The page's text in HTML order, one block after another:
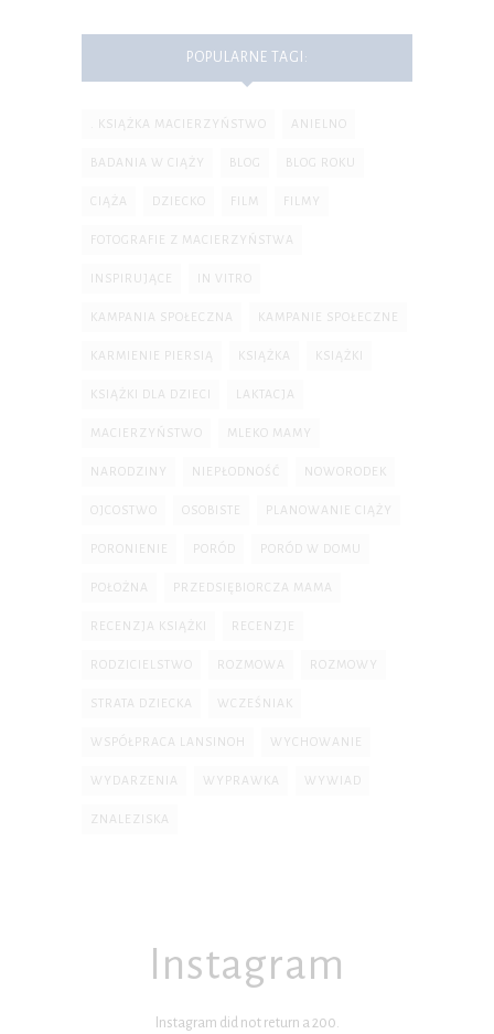
POPULARNE TAGI:
. KSIĄŻKA MACIERZYŃSTWO ANIELNO
BADANIA W CIĄŻY BLOG BLOG ROKU
CIĄŻA DZIECKO FILM FILMY
FOTOGRAFIE Z MACIERZYŃSTWA
INSPIRUJĄCE IN VITRO
KAMPANIA SPOŁECZNA KAMPANIE SPOŁECZNE
KARMIENIE PIERSIĄ KSIĄŻKA KSIĄŻKI
KSIĄŻKI DLA DZIECI LAKTACJA
MACIERZYŃSTWO MLEKO MAMY
NARODZINY NIEPŁODNOŚĆ NOWORODEK
OJCOSTWO OSOBISTE PLANOWANIE CIĄŻY
PORONIENIE PORÓD PORÓD W DOMU
POŁOŻNA PRZEDSIĘBIORCZA MAMA
RECENZJA KSIĄŻKI RECENZJE
RODZICIELSTWO ROZMOWA ROZMOWY
STRATA DZIECKA WCZEŚNIAK
WSPÓŁPRACA LANSINOH WYCHOWANIE
WYDARZENIA WYPRAWKA WYWIAD
ZNALEZISKA
Instagram
Instagram did not return a 200.